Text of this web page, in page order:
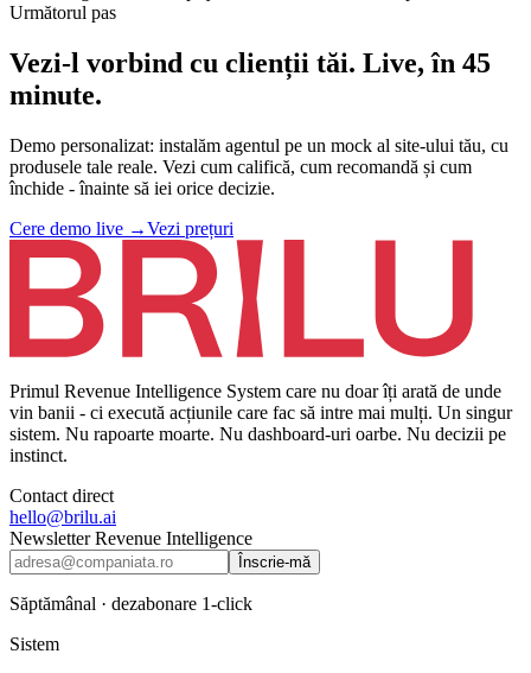
Următorul pas
Vezi-l vorbind cu clienții tăi. Live, în 45
minute.
Demo personalizat: instalăm agentul pe un mock al site-ului tău, cu
produsele tale reale. Vezi cum califică, cum recomandă și cum
închide - înainte să iei orice decizie.
Cere demo live →Vezi prețuri
Primul Revenue Intelligence System care nu doar îți arată de unde
vin banii - ci execută acțiunile care fac să intre mai mulți. Un singur
sistem. Nu rapoarte moarte. Nu dashboard-uri oarbe. Nu decizii pe
instinct.
Contact direct
hello@brilu.ai
Newsletter Revenue Intelligence
Înscrie-mă
Săptămânal · dezabonare 1-click
Sistem